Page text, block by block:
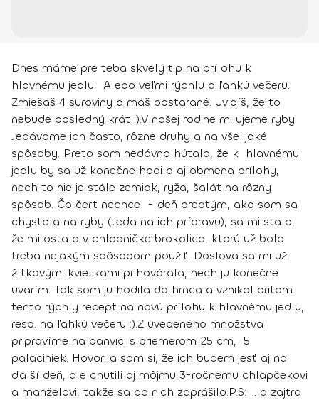
Dnes máme pre teba skvelý tip na prílohu k
hlavnému jedlu. Alebo veľmi rýchlu a ľahkú večeru.
Zmiešaš 4 suroviny a máš postarané. Uvidíš, že to
nebude posledný krát :).V našej rodine milujeme ryby.
Jedávame ich často, rôzne druhy a na všelijaké
spôsoby. Preto som nedávno hútala, že k hlavnému
jedlu by sa už konečne hodila aj obmena prílohy,
nech to nie je stále zemiak, ryža, šalát na rôzny
spôsob. Čo čert nechcel - deň predtým, ako som sa
chystala na ryby (teda na ich prípravu), sa mi stalo,
že mi ostala v chladničke brokolica, ktorú už bolo
treba nejakým spôsobom použiť. Doslova sa mi už
žltkavými kvietkami prihovárala, nech ju konečne
uvarím. Tak som ju hodila do hrnca a vznikol pritom
tento rýchly recept na novú prílohu k hlavnému jedlu,
resp. na ľahkú večeru :).Z uvedeného množstva
pripravíme na panvici s priemerom 25 cm, 5
palaciniek. Hovorila som si, že ich budem jesť aj na
ďalší deň, ale chutili aj môjmu 3-ročnému chlapčekovi
a manželovi, takže sa po nich zaprášilo.P.S: ... a zajtra